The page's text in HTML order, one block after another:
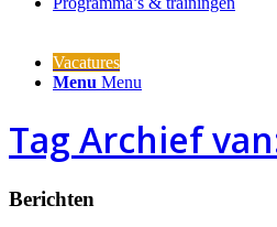
Vacatures
Menu Menu
Tag Archief
Berichten